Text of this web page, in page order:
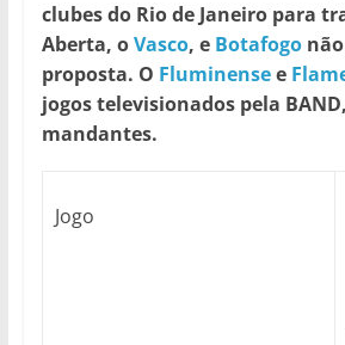
clubes do Rio de Janeiro para
Aberta, oVasco, e Botafogonão
proposta. O Fluminensee
jogos televisionados pela
mandantes.
Jogo